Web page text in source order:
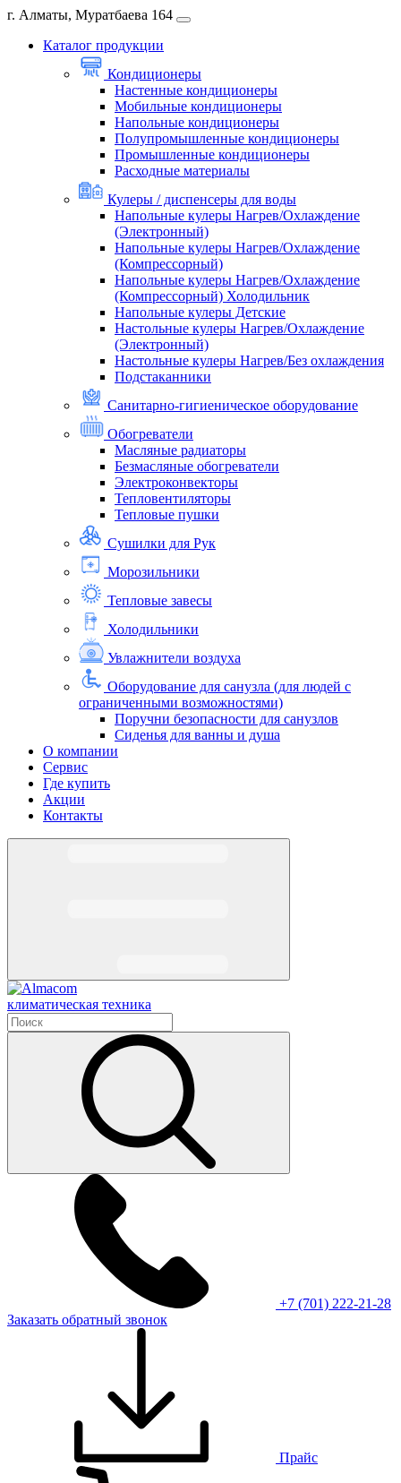
г. Алматы, Муратбаева 164
Каталог продукции
Кондиционеры
Настенные кондиционеры
Мобильные кондиционеры
Напольные кондиционеры
Полупромышленные кондиционеры
Промышленные кондиционеры
Расходные материалы
Кулеры / диспенсеры для воды
Напольные кулеры Нагрев/Охлаждение
(Электронный)
Напольные кулеры Нагрев/Охлаждение
(Компрессорный)
Напольные кулеры Нагрев/Охлаждение
(Компрессорный) Холодильник
Напольные кулеры Детские
Настольные кулеры Нагрев/Охлаждение
(Электронный)
Настольные кулеры Нагрев/Без охлаждения
Подстаканники
Санитарно-гигиеническое оборудование
Обогреватели
Масляные радиаторы
Безмасляные обогреватели
Электроконвекторы
Тепловентиляторы
Тепловые пушки
Сушилки для Рук
Морозильники
Тепловые завесы
Холодильники
Увлажнители воздуха
Оборудование для санузла (для людей с
ограниченными возможностями)
Поручни безопасности для санузлов
Сиденья для ванны и душа
О компании
Сервис
Где купить
Акции
Контакты
климатическая техника
+7 (701) 222-21-28
Заказать обратный звонок
Прайс